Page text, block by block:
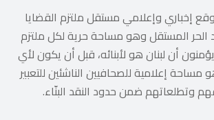
إخباري وإعلامي مستقل ملتزم القضايا
الحر المستقل وهو مساحة حرية لكل ملتزم
أن لبنان هو لأبنائه، قبل أن يكون لأي
إعلامية للصحافيين الناشئين للتعبير
وتطلعاتهم ضمن حدود النقد البنّاء.